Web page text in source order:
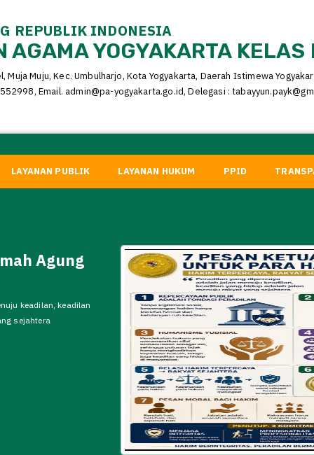
REPUBLIK INDONESIA
AGAMA YOGYAKARTA KELAS
Muja Muju, Kec. Umbulharjo, Kota Yogyakarta, Daerah Istimewa
Email. admin@pa-yogyakarta.go.id, Delegasi :
PPID
LAYANAN HUKUM
LAYANAN PUBLIK
Agung
keadilan, keadilan
sejahtera